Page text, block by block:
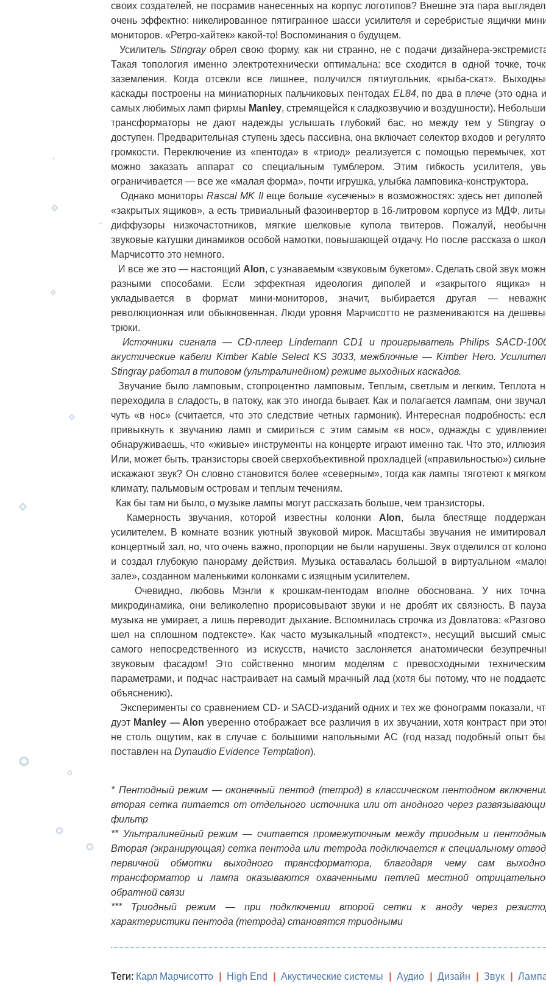
своих создателей, не посрамив нанесенных на корпус логотипов? Внешне эта пара
очень эффектно: никелированное пятигранное шасси усилителя и серебристые ящички
мониторов. «Ретро-хайтек» какой-то! Воспоминания о будущем.
Усилитель Stingrayобрел свою форму, как ни странно, не с подачи дизайнера-
Такая топология именно электротехнически оптимальна: все сходится в одной точке,
заземления. Когда отсекли все лишнее, получился пятиугольник, «рыба-скат».
каскады построены на миниатюрных пальчиковых пентодах EL84, по два в плече (это одна
самых любимых ламп фирмы Manley, стремящейся к сладкозвучию и воздушности).
трансформаторы не дают надежды услышать глубокий бас, но между тем у Stingray
доступен. Предварительная ступень здесь пассивна, она включает селектор входов и
громкости. Переключение из «пентода» в «триод» реализуется с помощью перемычек,
можно заказать аппарат со специальным тумблером. Этим гибкость усилителя,
ограничивается — все же «малая форма», почти игрушка, улыбка ламповика-конструктора.
Однако мониторы Rascal MK IIеще больше «усечены» в возможностях: здесь нет диполей
«закрытых ящиков», а есть тривиальный фазоинвертор в 16-литровом корпусе из МДФ,
диффузоры низкочастотников, мягкие шелковые купола твитеров. Пожалуй,
звуковые катушки динамиков особой намотки, повышающей отдачу. Но после рассказа о
Марчисотто это немного.
И все же это — настоящий Alon, с узнаваемым «звуковым букетом». Сделать свой звук
разными способами. Если эффектная идеология диполей и «закрытого ящика»
укладывается в формат мини-мониторов, значит, выбирается другая —
революционная или обыкновенная. Люди уровня Марчисотто не размениваются на
трюки.
Источники сигнала — CD-плеер Lindemann CD1 и проигрыватель Philips SACD-
акустические кабели Kimber Kable Select KS 3033, межблочные — Kimber Hero.
Stingray работал в типовом (ультралинейном) режиме выходных каскадов.
Звучание было ламповым, стопроцентно ламповым. Теплым, светлым и легким. Теплота
переходила в сладость, в патоку, как это иногда бывает. Как и полагается лампам, они
чуть «в нос» (считается, что это следствие четных гармоник). Интересная подробность:
привыкнуть к звучанию ламп и смириться с этим самым «в нос», однажды с
обнаруживаешь, что «живые» инструменты на концерте играют именно так. Что это,
Или, может быть, транзисторы своей сверхобъективной прохладцей («правильностью»)
искажают звук? Он словно становится более «северным», тогда как лампы тяготеют к
климату, пальмовым островам и теплым течениям.
Как бы там ни было, о музыке лампы могут рассказать больше, чем транзисторы.
Камерность звучания, которой известны колонки Alon, была блестяще
усилителем. В комнате возник уютный звуковой мирок. Масштабы звучания не
концертный зал, но, что очень важно, пропорции не были нарушены. Звук отделился от
и создал глубокую панораму действия. Музыка оставалась большой в виртуальном
зале», созданном маленькими колонками с изящным усилителем.
Очевидно, любовь Мэнли к крошкам-пентодам вполне обоснована. У них
микродинамика, они великолепно прорисовывают звуки и не дробят их связность. В
музыка не умирает, а лишь переводит дыхание. Вспомнилась строчка из Довлатова:
шел на сплошном подтексте». Как часто музыкальный «подтекст», несущий высший
самого непосредственного из искусств, начисто заслоняется анатомически
звуковым фасадом! Это сойственно многим моделям с превосходными
параметрами, и подчас настраивает на самый мрачный лад (хотя бы потому, что не
объяснению).
Эксперименты со сравнением CD- и SACD-изданий одних и тех же фонограмм показали,
дуэт Manley — Alon уверенно отображает все различия в их звучании, хотя контраст при
не столь ощутим, как в случае с большими напольными АС (год назад подобный опыт
поставлен на Dynaudio Evidence Temptation).
* Пентодный режим — оконечный пентод (тетрод) в классическом пентодном
вторая сетка питается от отдельного источника или от анодного через
фильтр
** Ультралинейный режим — считается промежуточным между триодным и
Вторая (экранирующая) сетка пентода или тетрода подключается к специальному
первичной обмотки выходного трансформатора, благодаря чему сам
трансформатор и лампа оказываются охваченными петлей местной
обратной связи
*** Триодный режим — при подключении второй сетки к аноду через
характеристики пентода (тетрода) становятся триодными
Теги: Карл Марчисотто High End Акустические системы Аудио Дизайн Звук